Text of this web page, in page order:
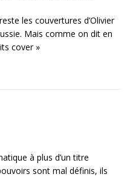
les couvertures d’Olivier
Mais comme on dit en
cover »
à plus d’un titre
sont mal définis, ils